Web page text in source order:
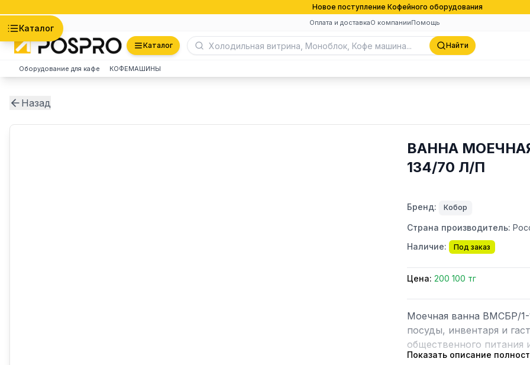
Новое поступление Кофейного оборудования
Оплата и доставкаО компанииПомощь
Каталог
Каталог Найти
Оборудование для кафе КОФЕМАШИНЫ
Назад
ВАННА
134/70 Л/П
Бренд: Кобор
Страна производитель:
Наличие:
Под заказ
Цена: 200 100 тг
Моечная ванна ВМСБР/
посуды, инвентаря и
общественного питания
Показать описание